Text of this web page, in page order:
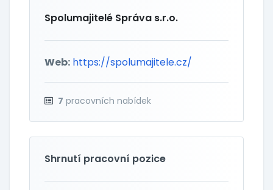
Spolumajitelé Správa s.r.o.
Web: https://spolumajitele.cz/
7 pracovních nabídek
Shrnutí pracovní pozice